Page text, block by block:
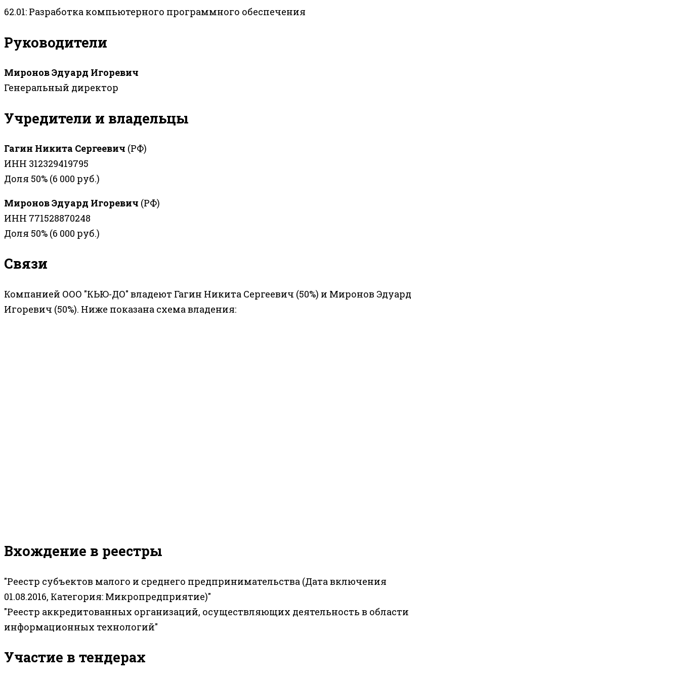
62.01: Разработка компьютерного программного обеспечения
Руководители
Миронов Эдуард Игоревич
Генеральный директор
Учредители и владельцы
Гагин Никита Сергеевич (РФ)
ИНН 312329419795
Доля 50% (6 000 руб.)
Миронов Эдуард Игоревич (РФ)
ИНН 771528870248
Доля 50% (6 000 руб.)
Связи
Компанией ООО "КЬЮ-ДО" владеют Гагин Никита Сергеевич (50%) и Миронов Эдуард
Игоревич (50%). Ниже показана схема владения:
Вхождение в реестры
"Реестр субъектов малого и среднего предпринимательства (Дата включения
01.08.2016, Категория: Микропредприятие)"
"Реестр аккредитованных организаций, осуществляющих деятельность в области
информационных технологий"
Участие в тендерах